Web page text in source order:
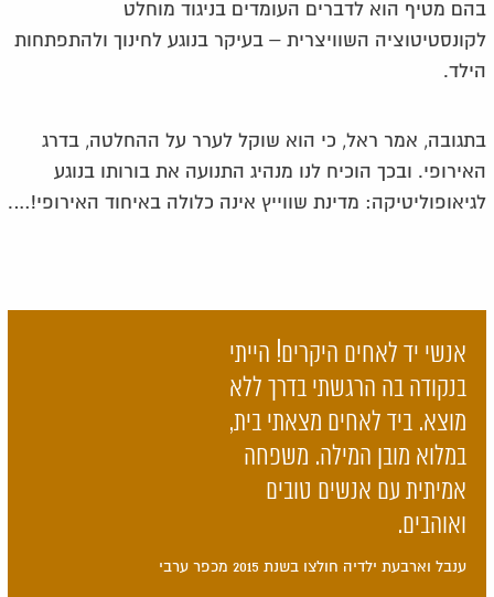
בהם מטיף הוא לדברים העומדים בניגוד מוחלט
לקונסטיטוציה השוויצרית – בעיקר בנוגע לחינוך ולהתפתחות
הילד.
בתגובה, אמר ראל, כי הוא שוקל לערר על ההחלטה, בדרג
האירופי. ובכך הוכיח לנו מנהיג התנועה את בורותו בנוגע
לגיאופוליטיקה: מדינת שווייץ אינה כלולה באיחוד האירופי!….
אנשי יד לאחים היקרים! הייתי
בנקודה בה הרגשתי בדרך ללא
מוצא. ביד לאחים מצאתי בית,
במלוא מובן המילה. משפחה
אמיתית עם אנשים טובים
ואוהבים.
ענבל וארבעת ילדיה חולצו בשנת 2015 מכפר ערבי